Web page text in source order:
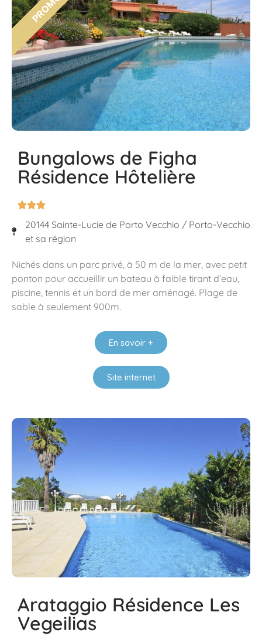
Bungalows de Figha
Résidence Hôtelière

20144 Sainte-Lucie de Porto Vecchio / Porto-Vecchio
et sa région
Nichés dans un parc privé, à 50 m de la mer, avec petit
ponton pour accueillir un bateau à faible tirant d’eau,
piscine, tennis et un bord de mer aménagé. Plage de
sable à seulement 900m.
En savoir +
Site internet
Arataggio Résidence Les
Vegeilias